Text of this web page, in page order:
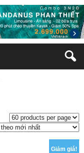
Giảm giá!